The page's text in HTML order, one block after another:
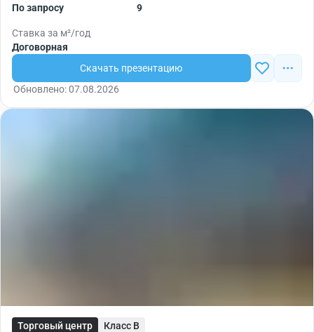
По запросу
9
Ставка за м²/год
Договорная
Скачать презентацию
Обновлено: 07.08.2026
Торговый центр Класс B